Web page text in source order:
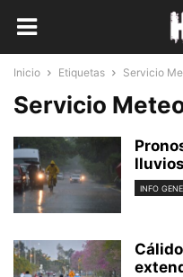
Inicio Etiquetas Servicio
Servicio
INFO